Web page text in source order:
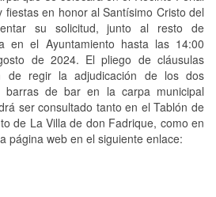
en honor al Santísimo Cristo del
su solicitud, junto al resto de
en el Ayuntamiento hasta las 14:00
de 2024. El pliego de cláusulas
de regir la adjudicación de los dos
barras de bar en la carpa municipal
ser consultado tanto en el Tablón de
de La Villa de don Fadrique, como en
página web en el siguiente enlace: